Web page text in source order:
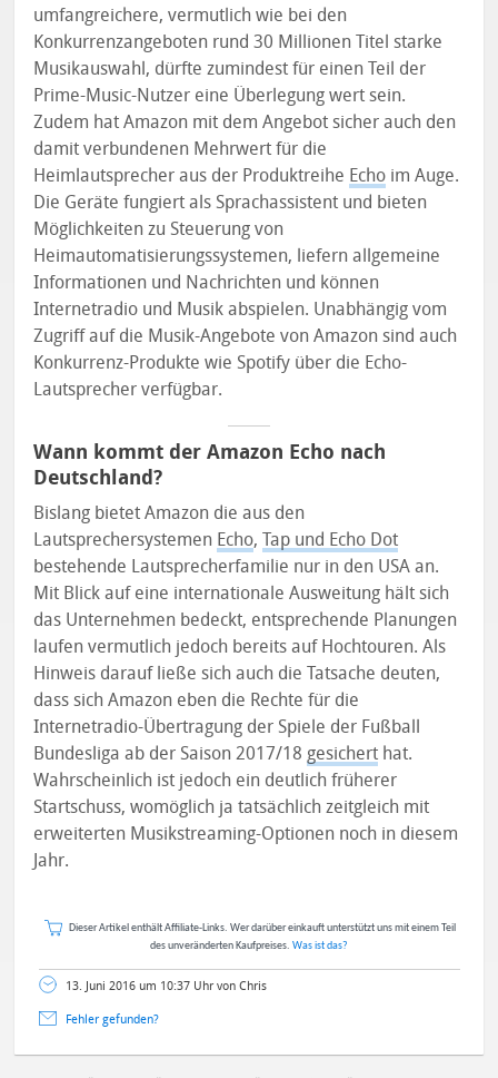
umfangreichere, vermutlich wie bei den
Konkurrenzangeboten rund 30 Millionen Titel starke
Musikauswahl, dürfte zumindest für einen Teil der
Prime-Music-Nutzer eine Überlegung wert sein.
Zudem hat Amazon mit dem Angebot sicher auch den
damit verbundenen Mehrwert für die
Heimlautsprecher aus der Produktreihe Echo im Auge.
Die Geräte fungiert als Sprachassistent und bieten
Möglichkeiten zu Steuerung von
Heimautomatisierungssystemen, liefern allgemeine
Informationen und Nachrichten und können
Internetradio und Musik abspielen. Unabhängig vom
Zugriff auf die Musik-Angebote von Amazon sind auch
Konkurrenz-Produkte wie Spotify über die Echo-
Lautsprecher verfügbar.
Wann kommt der Amazon Echo nach
Deutschland?
Bislang bietet Amazon die aus den
Lautsprechersystemen Echo,Tap und Echo Dot
bestehende Lautsprecherfamilie nur in den USA an.
Mit Blick auf eine internationale Ausweitung hält sich
das Unternehmen bedeckt, entsprechende Planungen
laufen vermutlich jedoch bereits auf Hochtouren. Als
Hinweis darauf ließe sich auch die Tatsache deuten,
dass sich Amazon eben die Rechte für die
Internetradio-Übertragung der Spiele der Fußball
Bundesliga ab der Saison 2017/18 gesichert hat.
Wahrscheinlich ist jedoch ein deutlich früherer
Startschuss, womöglich ja tatsächlich zeitgleich mit
erweiterten Musikstreaming-Optionen noch in diesem
Jahr.
Dieser Artikel enthält Affiliate-Links. Wer darüber einkauft unterstützt uns mit einem Teil
des unveränderten Kaufpreises. Was ist das?
13. Juni 2016 um 10:37 Uhr von Chris
Fehler gefunden?